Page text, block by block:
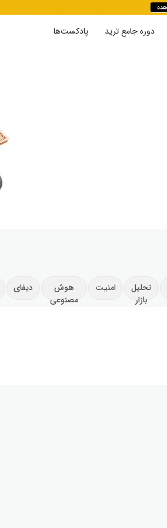
دوره‌ جامع ترید پادکست‌ها
تحلیل
بازار
امنیت
هوش
مصنوعی
دیفای